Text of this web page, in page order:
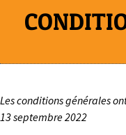
Les conditions générales
13 septembre 2022